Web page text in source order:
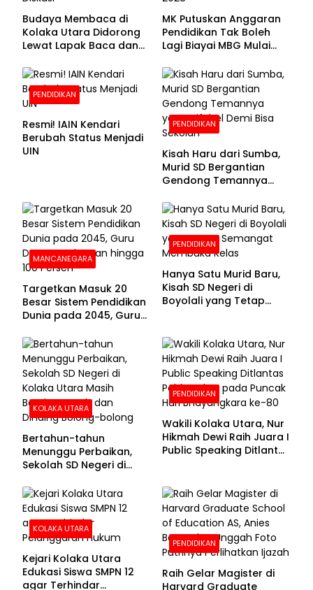
Budaya Membaca di
Kolaka Utara Didorong
Lewat Lapak Baca dan
MK Putuskan Anggaran
Pendidikan Tak Boleh
Lagi Biayai MBG Mulai
PENDIDIKAN
Resmi! IAIN Kendari
Berubah Status Menjadi
UIN
PENDIDIKAN
Kisah Haru dari Sumba,
Murid SD Bergantian
Gendong Temannya
Sekolah
MANCANEGARA
Targetkan Masuk 20
Besar Sistem Pendidikan
Dunia pada 2045, Guru
100 Persen
PENDIDIKAN
Hanya Satu Murid Baru,
Kisah SD Negeri di
Boyolali yang Tetap
KOLAKA UTARA
Bertahun-tahun
Menunggu Perbaikan,
Sekolah SD Negeri di
Beralas Tanah dan
Dinding Bolong-bolong
PENDIDIKAN
Wakili Kolaka Utara, Nur
Hikmah Dewi Raih Juara I
Public Speaking Ditlantas
Bhayangkara ke-80
KOLAKA UTARA
Kejari Kolaka Utara
Edukasi Siswa SMPN 12
agar Terhindar
PENDIDIKAN
Raih Gelar Magister di
Harvard Graduate